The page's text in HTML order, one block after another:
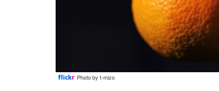
Photo by t-mizo